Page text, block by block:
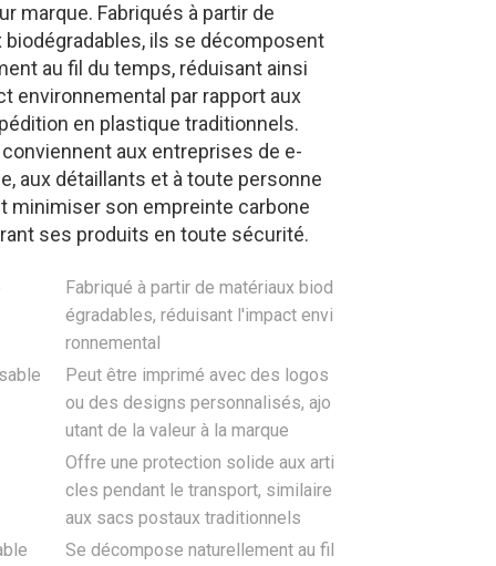
marque. Fabriqués à partir de
biodégradables, ils se décomposent
au fil du temps, réduisant ainsi
environnemental par rapport aux
en plastique traditionnels.
aux entreprises de e-
aux détaillants et à toute personne
minimiser son empreinte carbone
ses produits en toute sécurité.
Fabriqué à partir de matériaux biod
égradables, réduisant l'impact envi
ronnemental
Peut être imprimé avec des logos
ou des designs personnalisés, ajo
utant de la valeur à la marque
Offre une protection solide aux arti
cles pendant le transport, similaire
aux sacs postaux traditionnels
Se décompose naturellement au fil